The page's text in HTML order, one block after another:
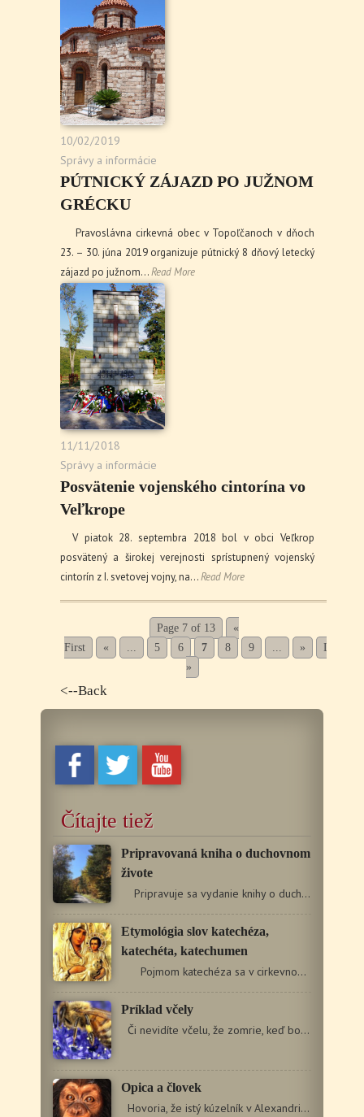
10/02/2019
Správy a informácie
PÚTNICKÝ ZÁJAZD PO JUŽNOM
GRÉCKU
Pravoslávna cirkevná obec v Topoľčanoch v dňoch
23. – 30. júna 2019 organizuje pútnický 8 dňový letecký
zájazd po južnom…Read More
11/11/2018
Správy a informácie
Posvätenie vojenského cintorína vo
Veľkrope
V piatok 28. septembra 2018 bol v obci Veľkrop
posvätený a širokej verejnosti sprístupnený vojenský
cintorín z I. svetovej vojny, na…Read More
Page 7 of 13
«
First
« 5 6 7 8 9 »
Last
»
<--Back
Čítajte tiež
Pripravovaná kniha o duchovnom
živote
Pripravuje sa vydanie knihy o duchovnom živote…
Etymológia slov katechéza,
katechéta, katechumen
Pojmom katechéza sa v cirkevnom jazyku vyjadruje…
Príklad včely
Či nevidíte včelu, že zomrie, keď bodne svojím…
Opica a človek
Hovoria, že istý kúzelník v Alexandrii vycvičil…